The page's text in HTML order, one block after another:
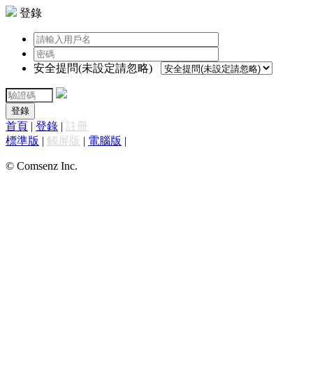
登錄
安全提問(未設定請忽略)
登錄
首頁 | 登錄 | 註冊
標準版 | 觸屏版 | 電腦版 |
© Comsenz Inc.